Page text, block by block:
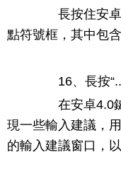
長按住安卓
點符號框，其中包
16、長按
在安卓4.0鍵
現一些輸入建議，
的輸入建議窗口，